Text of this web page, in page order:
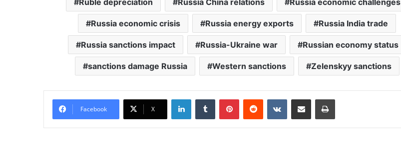
Russia economic crisis Russia energy exports Russia India trade
Russia sanctions impact Russia-Ukraine war Russian economy status
sanctions damage Russia Western sanctions Zelenskyy sanctions
Facebook X
LinkedInTumblr PinterestReddit VKontakteShare via Email Print